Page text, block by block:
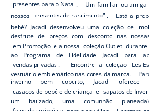
presentes para o Natal . Um familiar ou amiga
nossos presentes de nascimento" . Está a
bebé? Jacadi desenvolveu uma coleção de
desfrute de preços com desconto nas
em Promoção e a nossa coleção Outlet
ao Programa de Fidelidade Jacadi para
vendas privadas . Encontre a coleção Les
vestuário emblemático nas cores da marca.
inverno bem coberto, Jacadi oferece
casacos de bebé e de criança e sapatos de
um batizado, uma comunhão